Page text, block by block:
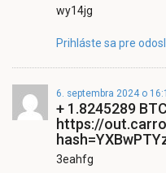
wy14jg
Prihláste sa pre
6. septembra 2024 o
+ 1.8245289
https://
3eahfg